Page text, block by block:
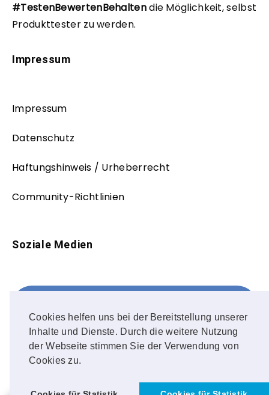
Cookies helfen uns bei der Bereitstellung unserer
Inhalte und Dienste. Durch die weitere Nutzung
der Webseite stimmen Sie der Verwendung von
Cookies zu.
#TestenBewertenBehaltendie Möglichkeit, selbst
Produkttester zu werden.
Impressum
Impressum
Datenschutz
Haftungshinweis / Urheberrecht
Community-Richtlinien
Soziale Medien
FOLLOW ME!
Instagram
OUR PHOTOS!